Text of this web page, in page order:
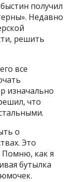
получил
Недавно
решить
все
изначально
что
о
Это
Помню, как я
бутылка